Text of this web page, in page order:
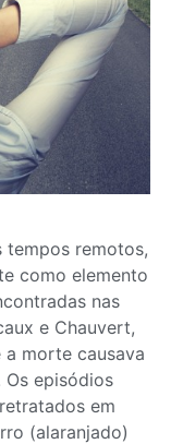
tempos remotos,
como elemento
nas
e Chauvert,
a morte causava
Os episódios
em
(alaranjado)